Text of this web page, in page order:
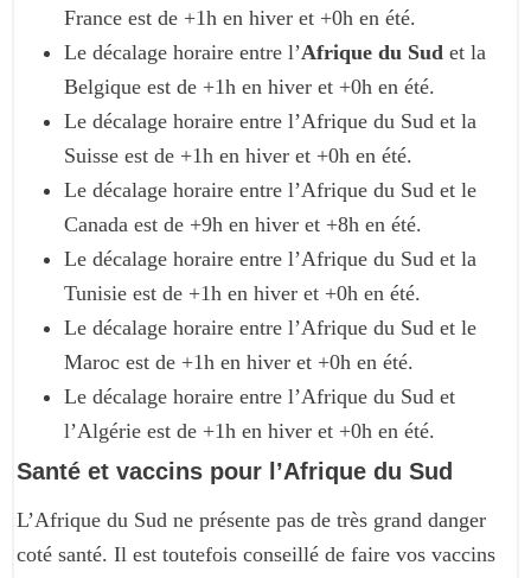
France est de +1h en hiver et +0h en été.
Le décalage horaire entre l’Afrique du Sud et la
Belgique est de +1h en hiver et +0h en été.
Le décalage horaire entre l’Afrique du Sud et la
Suisse est de +1h en hiver et +0h en été.
Le décalage horaire entre l’Afrique du Sud et le
Canada est de +9h en hiver et +8h en été.
Le décalage horaire entre l’Afrique du Sud et la
Tunisie est de +1h en hiver et +0h en été.
Le décalage horaire entre l’Afrique du Sud et le
Maroc est de +1h en hiver et +0h en été.
Le décalage horaire entre l’Afrique du Sud et
l’Algérie est de +1h en hiver et +0h en été.
Santé et vaccins pour l’Afrique du Sud
L’Afrique du Sud ne présente pas de très grand danger
coté santé. Il est toutefois conseillé de faire vos vaccins